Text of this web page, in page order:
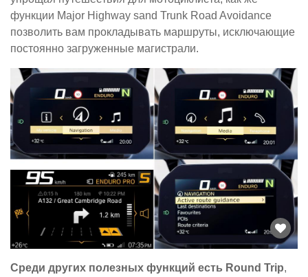
функции Major Highway sand Trunk Road Avoidance
позволить вам прокладывать маршруты, исключающие
постоянно загруженные магистрали.
Среди других полезных функций есть Round Trip,